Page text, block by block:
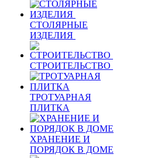
СТОЛЯРНЫЕ
ИЗДЕЛИЯ
СТРОИТЕЛЬСТВО
ТРОТУАРНАЯ
ПЛИТКА
ХРАНЕНИЕ И
ПОРЯДОК В ДОМЕ